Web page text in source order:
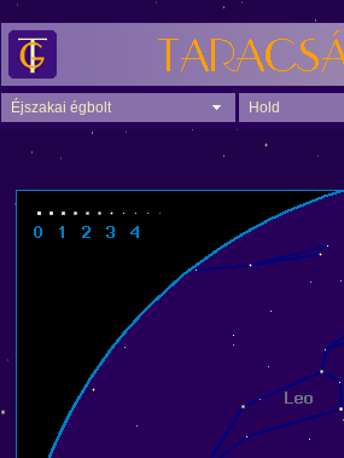
Éjszakai égbolt Hold